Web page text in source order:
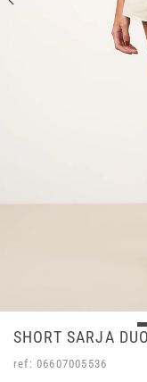
SHORT SARJA
ref: 06607005536